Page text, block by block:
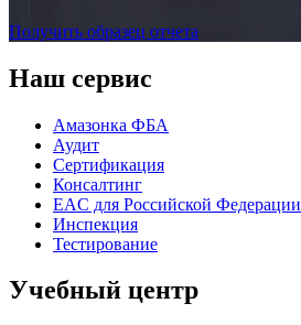
Получить образец отчета
Наш сервис
Амазонка ФБА
Аудит
Сертификация
Консалтинг
EAC для Российской Федерации
Инспекция
Тестирование
Учебный центр